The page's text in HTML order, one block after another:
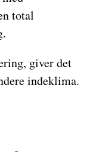
total
giver det
indeklima.